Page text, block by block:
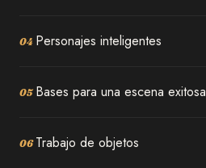
04 Personajes inteligentes
05 Bases para una escena exitosa
06 Trabajo de objetos